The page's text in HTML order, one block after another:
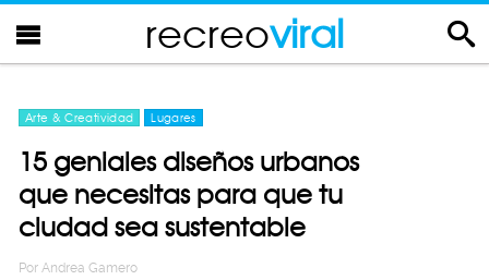
recreoviral
Arte & Creatividad Lugares
15 geniales diseños urbanos
que necesitas para que tu
ciudad sea sustentable
Por Andrea Gamero